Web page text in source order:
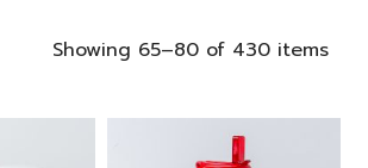
Showing 65–80 of 430 items